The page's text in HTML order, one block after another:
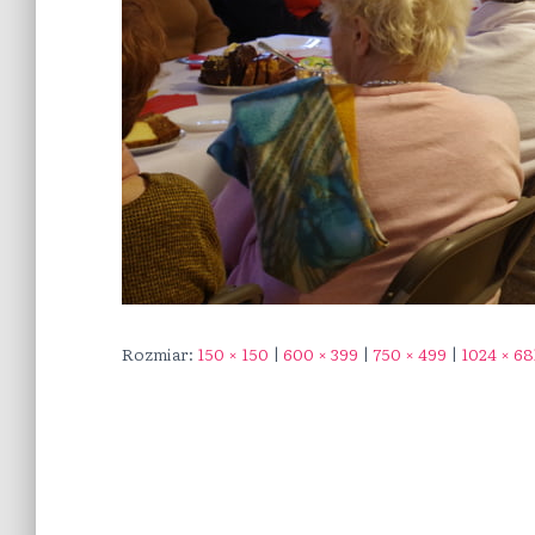
Rozmiar: 150 × 150 | 600 × 399 | 750 × 499 | 1024 ×